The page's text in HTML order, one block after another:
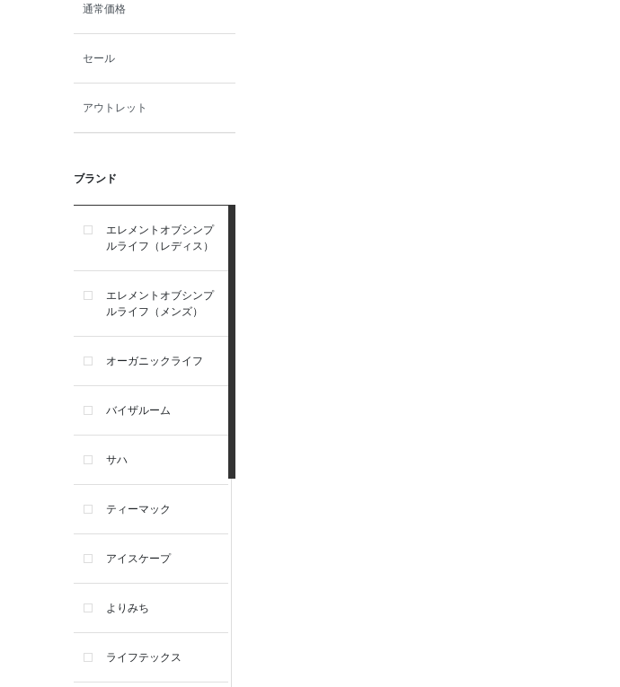
通常価格
セール
アウトレット
ブランド
エレメントオブシンプ
ルライフ（レディス）
エレメントオブシンプ
ルライフ（メンズ）
オーガニックライフ
バイザルーム
サハ
ティーマック
アイスケープ
よりみち
ライフテックス